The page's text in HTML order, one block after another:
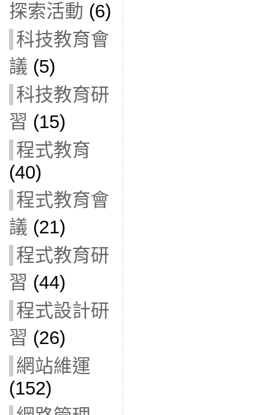
探索活動 (6)
科技教育會
議 (5)
科技教育研
習 (15)
程式教育
(40)
程式教育會
議 (21)
程式教育研
習 (44)
程式設計研
習 (26)
網站維運
(152)